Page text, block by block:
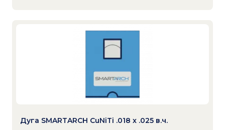
Дуга SMARTARCH CuNiTi .018 x .025 в.ч.